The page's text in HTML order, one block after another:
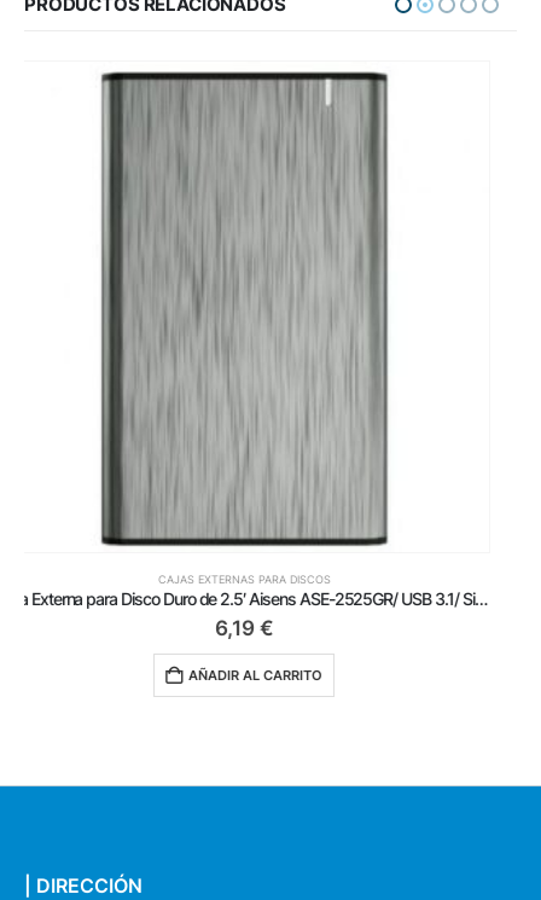
CAJAS EXTERNAS PARA DISCOS
4,49
AÑADIR AL CARRITO
| DIRECCIÓN